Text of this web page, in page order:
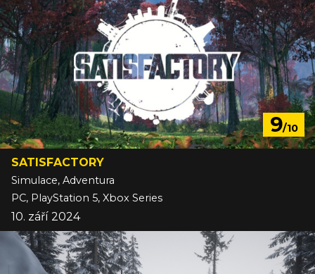
9/10
SATISFACTORY
Simulace, Adventura
PC, PlayStation 5, Xbox Series
10. září 2024